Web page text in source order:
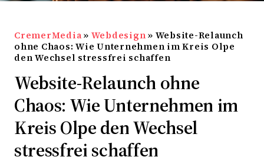
CremerMedia» Webdesign» Website-Relaunch
ohne Chaos: Wie Unternehmen im Kreis Olpe
den Wechsel stressfrei schaffen
Website-Relaunch ohne
Chaos: Wie Unternehmen im
Kreis Olpe den Wechsel
stressfrei schaffen